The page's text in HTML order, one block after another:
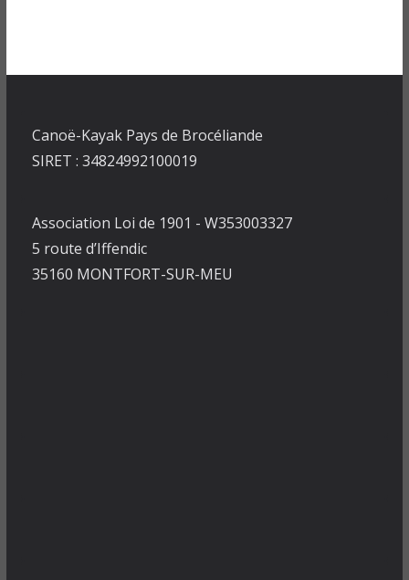
Canoë-Kayak Pays de Brocéliande
SIRET : 34824992100019
Association Loi de 1901 - W353003327
5 route d’Iffendic
35160 MONTFORT-SUR-MEU